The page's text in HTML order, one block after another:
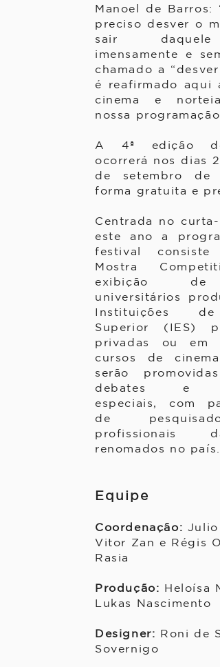
Manoel de Barros:
preciso desver o
sair
imensamente e
chamado a “desver
é reafirmado aqui
cinema e
nossa
A 4ª edição
ocorrerá nos dias
de setembro de
forma gratuita e
Centrada no curta-
este ano a
festival consiste
Mostra
exibição de
universitários
Instituições
Superior (IES)
privadas ou em
cursos de
serão
debates e
especiais, com
de
profissionais
renomados no país.
Equipe
Coordenação: Julio
Vitor Zan e Régis
Rasia
Produção: Heloísa
Lukas Nascimento
Designer: Roni de
Sovernigo